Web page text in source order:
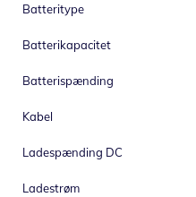
Batteritype
Batterikapacitet
Batterispænding
Kabel
Ladespænding DC
Ladestrøm